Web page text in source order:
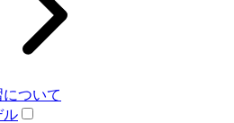
ついて
ル